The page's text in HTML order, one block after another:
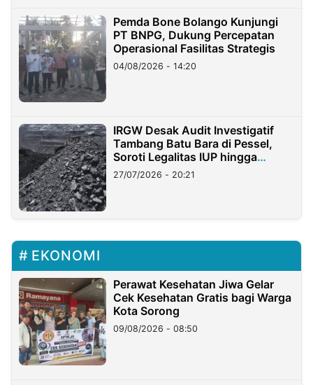
Pemda Bone Bolango Kunjungi
PT BNPG, Dukung Percepatan
Operasional Fasilitas Strategis
04/08/2026 - 14:20
IRGW Desak Audit Investigatif
Tambang Batu Bara di Pessel,
Soroti Legalitas IUP hingga
Stockpile
27/07/2026 - 20:21
EKONOMI
Perawat Kesehatan Jiwa Gelar
Cek Kesehatan Gratis bagi Warga
Kota Sorong
09/08/2026 - 08:50